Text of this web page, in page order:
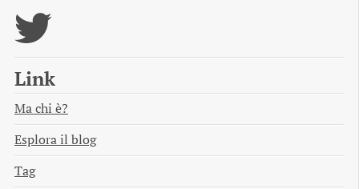
Link
Ma chi è?
Esplora il blog
Tag